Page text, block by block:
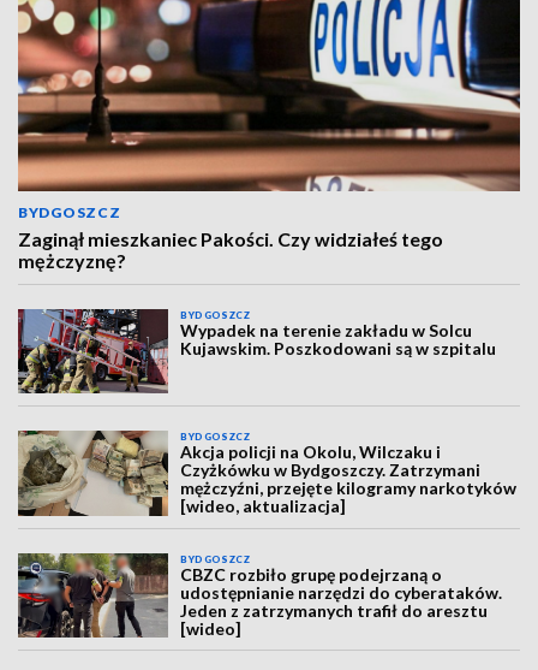
BYDGOSZCZ
Zaginął mieszkaniec Pakości. Czy widziałeś tego
mężczyznę?
BYDGOSZCZ
Wypadek na terenie zakładu w Solcu
Kujawskim. Poszkodowani są w szpitalu
BYDGOSZCZ
Akcja policji na Okolu, Wilczaku i
Czyżkówku w Bydgoszczy. Zatrzymani
mężczyźni, przejęte kilogramy narkotyków
[wideo, aktualizacja]
BYDGOSZCZ
CBZC rozbiło grupę podejrzaną o
udostępnianie narzędzi do cyberataków.
Jeden z zatrzymanych trafił do aresztu
[wideo]